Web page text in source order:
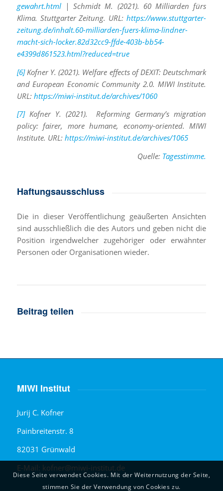
gewahrt.html| Schmidt M. (2021). 60 Milliarden fürs
Klima. Stuttgarter Zeitung. URL:https://www.stuttgarter-
zeitung.de/inhalt.60-milliarden-fuers-klima-lindner-
macht-sich-locker.82d32cc9-ffde-403b-bb54-
e4399d861523.html?reduced=true
[6]Kofner Y. (2021). Welfare effects of DEXIT: Deutschmark
and European Economic Community 2.0. MIWI Institute.
URL: https://miwi-institut.de/archives/1060
[7]Kofner Y. (2021). Reforming Germany’s migration
policy: fairer, more humane, economy-oriented. MIWI
Institute. URL: https://miwi-institut.de/archives/1065
Quelle: Tagesstimme.
Haftungsausschluss
Die in dieser Veröffentlichung geäußerten Ansichten
sind ausschließlich die des Autors und geben nicht die
Position irgendwelcher zugehöriger oder erwähnter
Personen oder Organisationen wieder.
Beitrag teilen
MIWI Institut
Jurij C. Kofner
Painbreitenstr. 8
82031 Grünwald
E-Mail: kofner@miwi-institut.de
Diese Seite verwendet Cookies. Mit der Weiternutzung der Seite,
stimmen Sie der Verwendung von Cookies zu.